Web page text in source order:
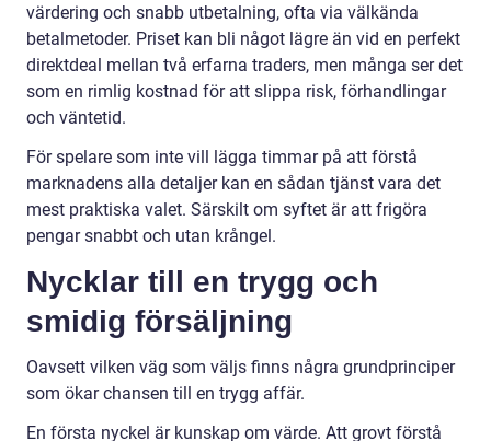
värdering och snabb utbetalning, ofta via välkända
betalmetoder. Priset kan bli något lägre än vid en perfekt
direktdeal mellan två erfarna traders, men många ser det
som en rimlig kostnad för att slippa risk, förhandlingar
och väntetid.
För spelare som inte vill lägga timmar på att förstå
marknadens alla detaljer kan en sådan tjänst vara det
mest praktiska valet. Särskilt om syftet är att frigöra
pengar snabbt och utan krångel.
Nycklar till en trygg och
smidig försäljning
Oavsett vilken väg som väljs finns några grundprinciper
som ökar chansen till en trygg affär.
En första nyckel är kunskap om värde. Att grovt förstå